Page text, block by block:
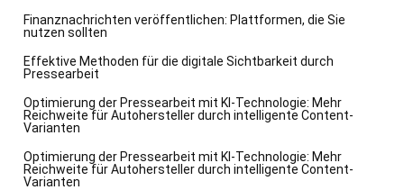
Finanznachrichten veröffentlichen: Plattformen, die Sie
nutzen sollten
Effektive Methoden für die digitale Sichtbarkeit durch
Pressearbeit
Optimierung der Pressearbeit mit KI-Technologie: Mehr
Reichweite für Autohersteller durch intelligente Content-
Varianten
Optimierung der Pressearbeit mit KI-Technologie: Mehr
Reichweite für Autohersteller durch intelligente Content-
Varianten